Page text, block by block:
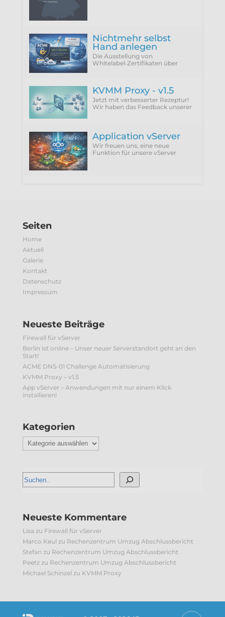
Nichtmehr selbst
Hand anlegen
Die Ausstellung von
Whitelabel‑Zertifikaten über
KVMM Proxy - v1.5
Jetzt mit verbesserter Rezeptur!
Wir haben das Feedback unserer
Application vServer
Wir freuen uns, eine neue
Funktion für unsere vServer
Seiten
Home
Aktuell
Galerie
Kontakt
Datenschutz
Impressum
Neueste Beiträge
Firewall für vServer
Berlin ist online – Unser neuer Serverstandort geht an den
Start!
ACME DNS-01 Challenge Automatisierung
KVMM Proxy – v1.5
App vServer – Anwendungen mit nur einem Klick
installieren!
Kategorien
Kategorien
Neueste Kommentare
Lisa zu Firewall für vServer
Marco Keul zu Rechenzentrum Umzug Abschlussbericht
Stefan zu Rechenzentrum Umzug Abschlussbericht
Peetzzu Rechenzentrum Umzug Abschlussbericht
Michael Schinzel zu KVMM Proxy